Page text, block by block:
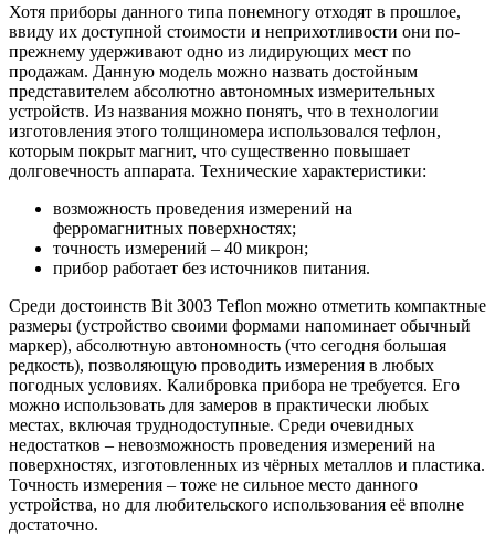
Хотя приборы данного типа понемногу отходят в прошлое,
ввиду их доступной стоимости и неприхотливости они по-
прежнему удерживают одно из лидирующих мест по
продажам. Данную модель можно назвать достойным
представителем абсолютно автономных измерительных
устройств. Из названия можно понять, что в технологии
изготовления этого толщиномера использовался тефлон,
которым покрыт магнит, что существенно повышает
долговечность аппарата. Технические характеристики:
возможность проведения измерений на
ферромагнитных поверхностях;
точность измерений – 40 микрон;
прибор работает без источников питания.
Среди достоинств Bit 3003 Teflon можно отметить компактные
размеры (устройство своими формами напоминает обычный
маркер), абсолютную автономность (что сегодня большая
редкость), позволяющую проводить измерения в любых
погодных условиях. Калибровка прибора не требуется. Его
можно использовать для замеров в практически любых
местах, включая труднодоступные. Среди очевидных
недостатков – невозможность проведения измерений на
поверхностях, изготовленных из чёрных металлов и пластика.
Точность измерения – тоже не сильное место данного
устройства, но для любительского использования её вполне
достаточно.